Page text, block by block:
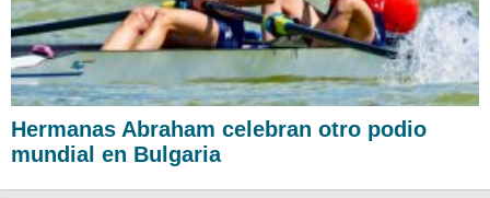
Hermanas Abraham celebran otro podio
mundial en Bulgaria